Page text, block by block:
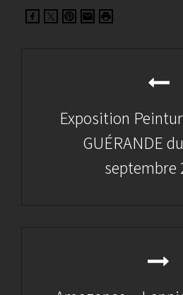
Exposition
GUÉRANDE
septembre